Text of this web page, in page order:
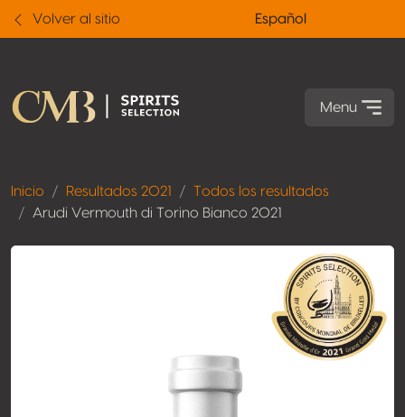
Volver al sitio Español
Menu
Inicio Resultados 2021
Todos los resultados
Arudi Vermouth di Torino Bianco 2021